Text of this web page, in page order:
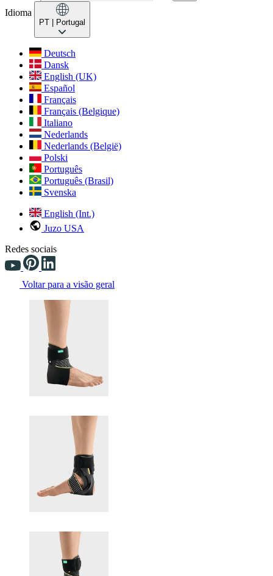
Idioma
PT | Portugal
Deutsch
Dansk
English (UK)
Español
Français
Français (Belgique)
Italiano
Nederlands
Nederlands (België)
Polski
Português
Português (Brasil)
Svenska
English (Int.)
Juzo USA
Redes sociais
Voltar para a visão geral